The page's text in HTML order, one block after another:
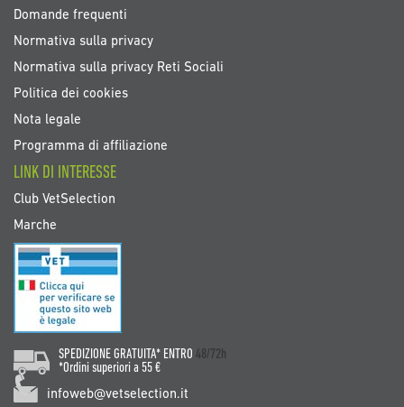
Domande frequenti
Normativa sulla privacy
Normativa sulla privacy Reti Sociali
Politica dei cookies
Nota legale
Programma di affiliazione
LINK DI INTERESSE
Club VetSelection
Marche
SPEDIZIONE GRATUITA* ENTRO 48/72h
*Ordini superiori a 55 €
infoweb@vetselection.it